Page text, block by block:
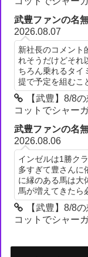
武豊ファンの名
2026.08.07
新社長のコメント
れそうだけどそれ
ちろん乗れるタイ
提で予定を組むこ
【武豊】8/8
コットでシャー
武豊ファンの名
2026.08.06
インゼルは1勝ク
多すぎて豊さんに
に縁のある馬は大
馬が増えてきたら
【武豊】8/8
コットでシャー